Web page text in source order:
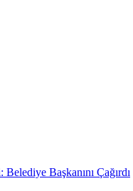
Başkanını Çağırdı